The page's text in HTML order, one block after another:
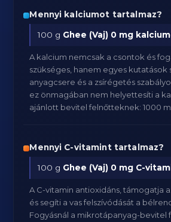
Mennyi kalciumot tartalmaz?
100 g Ghee (Vaj) 0 mg
A kalcium nemcsak a csontok és
szükséges, hanem egyes kutatások
anyagcsere és a zsírégetés
ez önmagában nem helyettesíti a
ajánlott bevitel felnőtteknek: 1000
Mennyi C-vitamint tartalmaz?
100 g Ghee (Vaj) 0 mg C-
A C-vitamin antioxidáns, támogatja
és segíti a vas felszívódását a
Fogyásnál a mikrotápanyag-bevitel